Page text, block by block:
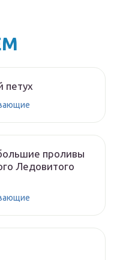
петух
проливы
Ледовитого